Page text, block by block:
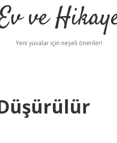
ve
Yeni yuvalar için neşeli öneriler!